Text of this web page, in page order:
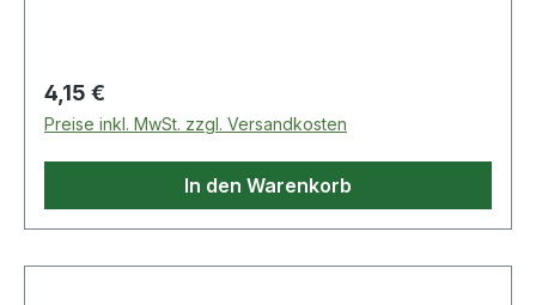
Regulärer Preis:
4,15 €
Preise inkl. MwSt. zzgl. Versandkosten
In den Warenkorb